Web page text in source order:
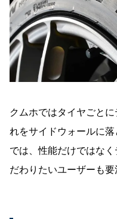
クムホではタイヤごと
れをサイドウォールに
では、性能だけではな
だわりたいユーザーも要